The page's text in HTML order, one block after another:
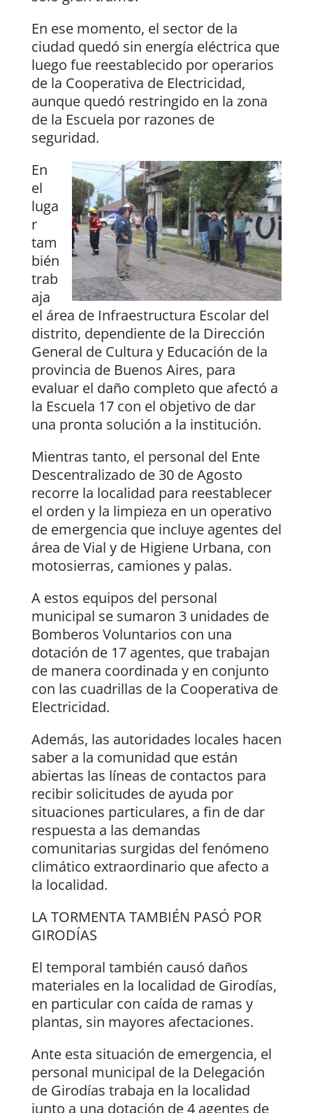
En ese momento, el sector de la
ciudad quedó sin energía eléctrica que
luego fue reestablecido por operarios
de la Cooperativa de Electricidad,
aunque quedó restringido en la zona
de la Escuela por razones de
seguridad.
En
el
luga
r
tam
bién
trab
aja
el área de Infraestructura Escolar del
distrito, dependiente de la Dirección
General de Cultura y Educación de la
provincia de Buenos Aires, para
evaluar el daño completo que afectó a
la Escuela 17 con el objetivo de dar
una pronta solución a la institución.
Mientras tanto, el personal del Ente
Descentralizado de 30 de Agosto
recorre la localidad para reestablecer
el orden y la limpieza en un operativo
de emergencia que incluye agentes del
área de Vial y de Higiene Urbana, con
motosierras, camiones y palas.
A estos equipos del personal
municipal se sumaron 3 unidades de
Bomberos Voluntarios con una
dotación de 17 agentes, que trabajan
de manera coordinada y en conjunto
con las cuadrillas de la Cooperativa de
Electricidad.
Además, las autoridades locales hacen
saber a la comunidad que están
abiertas las líneas de contactos para
recibir solicitudes de ayuda por
situaciones particulares, a fin de dar
respuesta a las demandas
comunitarias surgidas del fenómeno
climático extraordinario que afecto a
la localidad.
LA TORMENTA TAMBIÉN PASÓ POR
GIRODÍAS
El temporal también causó daños
materiales en la localidad de Girodías,
en particular con caída de ramas y
plantas, sin mayores afectaciones.
Ante esta situación de emergencia, el
personal municipal de la Delegación
de Girodías trabaja en la localidad
junto a una dotación de 4 agentes de